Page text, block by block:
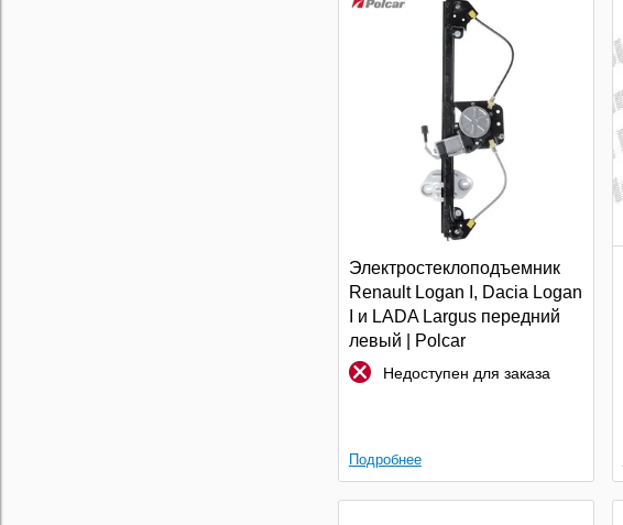
Электростеклоподъемник
Renault Logan I, Dacia Logan
I и LADA Largus передний
левый | Polcar
Недоступен для заказа
Подробнее